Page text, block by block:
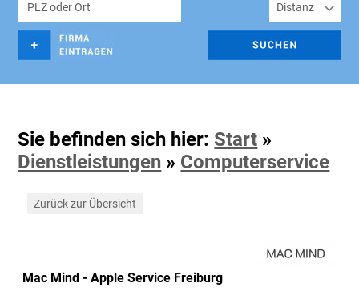
Sie befinden sich hier: Start »
Dienstleistungen » Computerservice
Zurück zur Übersicht
Mac Mind - Apple Service Freiburg